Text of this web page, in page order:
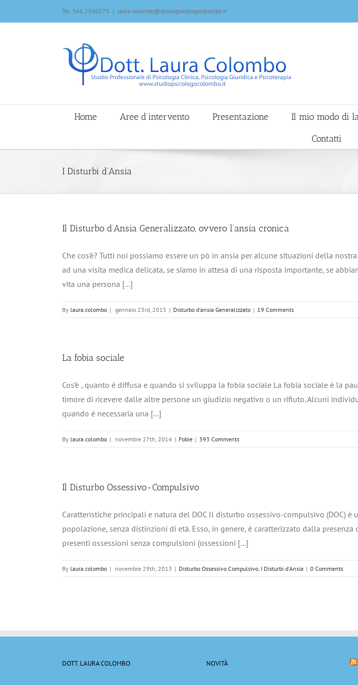
Tel. 348.2540575 | laura.colombo@studiopsicologocolombo.it
Home Aree d’intervento Presentazione Il mio modo di
Contatti
I Disturbi d’Ansia
Il Disturbo d’Ansia Generalizzato, ovvero l’ansia cronica
Che cos'è? Tutti noi possiamo essere un pò in ansia per alcune situazioni della
ad una visita medica delicata, se siamo in attesa di una risposta importante, se
vita una persona [...]
By laura.colombo | gennaio 23rd, 2015 | Disturbo d'ansia Generalizzato | 19 Comments
La fobia sociale
Cos’è , quanto è diffusa e quando si sviluppa la fobia sociale La fobia sociale è la
timore di ricevere dalle altre persone un giudizio negativo o un rifiuto. Alcuni
quando è necessaria una [...]
By laura.colombo | novembre 27th, 2014 | Fobie | 393 Comments
Il Disturbo Ossessivo-Compulsivo
Caratteristiche principali e natura del DOC Il disturbo ossessivo-compulsivo (DOC)
popolazione, senza distinzioni di età. Esso, in genere, è caratterizzato dalla
presenti ossessioni senza compulsioni (ossessioni [...]
By laura.colombo | novembre 29th, 2013 | Disturbo Ossessivo Compulsivo, I Disturbi d'Ansia | 0 Comments
DOTT. LAURA COLOMBO NOVITÀ